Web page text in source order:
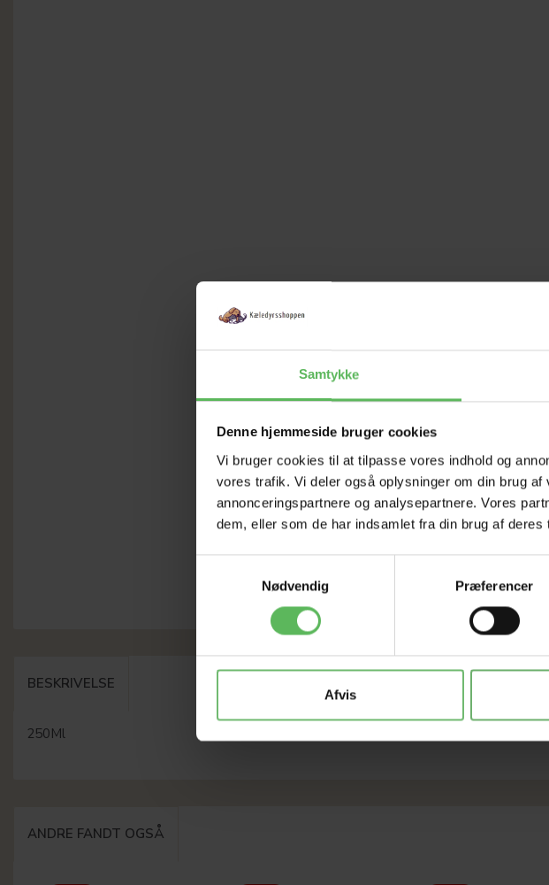
Samtykke
Denne hjemmeside bruger cookies
Vi bruger cookies til at tilpasse vores indhold og
vores trafik. Vi deler også oplysninger om din brug
annonceringspartnere og analysepartnere. Vores
dem, eller som de har indsamlet fra din brug af deres
Nødvendig
Præferencer
Afvis
BESKRIVELSE
250Ml
ANDRE FANDT OGSÅ